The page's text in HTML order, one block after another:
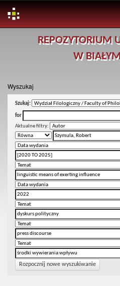
REPOZYTORIUM
W
Wyszukaj
Szukaj:
for
Aktualne filtry:
Rozpocznij nowe wyszukiwanie